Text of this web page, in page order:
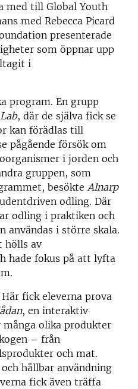
med till Global Youth
med Rebecca Picard
presenterade
som öppnar upp
i
program. En grupp
, där de själva fick se
kan förädlas till
pågående försök om
i jorden och
gruppen, som
besökte Alnarp
odling. Där
odling i praktiken och
användas i större skala.
hölls av
hade fokus på att lyfta
fick eleverna prova
, en interaktiv
olika produkter
– från
och mat.
hållbar användning
fick även träffa